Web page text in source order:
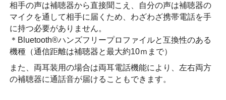
相手の声は補聴器から直接聞こえ、自分の声は補聴器の
マイクを通して相手に届くため、わざわざ携帯電話を手
に持つ必要がありません。
＊Bluetooth®ハンズフリープロファイルと互換性のある
機種（通信距離は補聴器と最大約10ｍまで）
また、両耳装用の場合は両耳電話機能により、左右両方
の補聴器に通話音が届けることもできます。